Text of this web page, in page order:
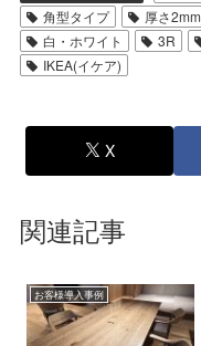
角型タイプ
厚さ2mm
白・ホワイト
3R
IKEA(イケア)
X
関連記事
お客様導入事例